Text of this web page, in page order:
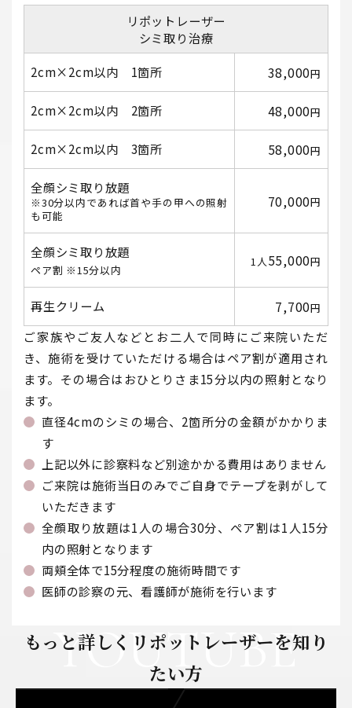
リポットレーザー
シミ取り治療
2cm×2cm以内 1箇所
38,000円
2cm×2cm以内 2箇所 48,000円
2cm×2cm以内 3箇所 58,000円
全顔シミ取り放題
※30分以内であれば首や手の甲への照射
も可能
70,000円
全顔シミ取り放題
ペア割 ※15分以内
1人55,000円
再生クリーム 7,700円
ご家族やご友人などとお二人で同時にご来院いただ
き、施術を受けていただける場合はペア割が適用され
ます。その場合はおひとりさま15分以内の照射となり
ます。
直径4cmのシミの場合、2箇所分の金額がかかりま
す
上記以外に診察料など別途かかる費用はありません
ご来院は施術当日のみでご自身でテープを剥がして
いただきます
全顔取り放題は1人の場合30分、ペア割は1人15分
内の照射となります
両頬全体で15分程度の施術時間です
医師の診察の元、看護師が施術を行います
もっと詳しくリポットレーザーを知り
たい方
YOUTUBE